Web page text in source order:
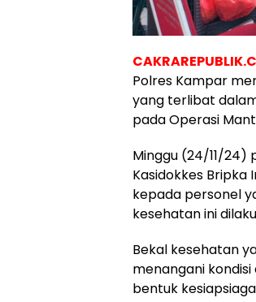
Polres Kampar
yang terlibat
pada Operasi
Minggu (24/11/24)
Kasidokkes Bripka
kepada personel
kesehatan ini
Bekal kesehatan
menangani
bentuk